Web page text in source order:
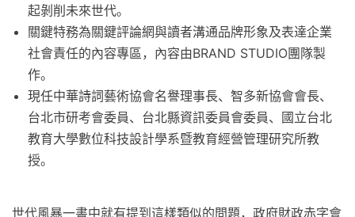
起剝削未來世代。
關鍵特務為關鍵評論網與讀者溝通品牌形象及表達企業
社會責任的內容專區，內容由BRAND STUDIO團隊製
作。
現任中華詩詞藝術協會名譽理事長、智多新協會會長、
台北市研考會委員、台北縣資訊委員會委員、國立台北
教育大學數位科技設計學系暨教育經營管理研究所教
授。
世代風暴一書中就有提到這樣類似的問題，政府財政赤字會